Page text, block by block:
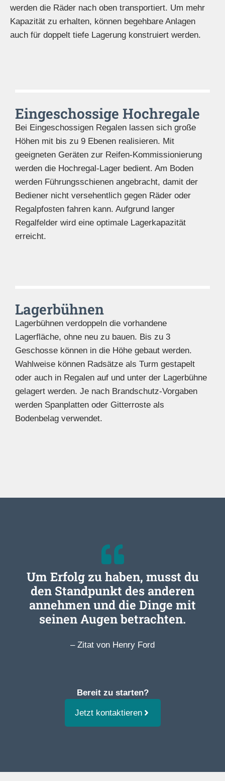
werden die Räder nach oben transportiert. Um mehr
Kapazität zu erhalten, können begehbare Anlagen
auch für doppelt tiefe Lagerung konstruiert werden.
Eingeschossige Hochregale
Bei Eingeschossigen Regalen lassen sich große
Höhen mit bis zu 9 Ebenen realisieren. Mit
geeigneten Geräten zur Reifen-Kommissionierung
werden die Hochregal-Lager bedient. Am Boden
werden Führungsschienen angebracht, damit der
Bediener nicht versehentlich gegen Räder oder
Regalpfosten fahren kann. Aufgrund langer
Regalfelder wird eine optimale Lagerkapazität
erreicht.
Lagerbühnen
Lagerbühnen verdoppeln die vorhandene
Lagerfläche, ohne neu zu bauen. Bis zu 3
Geschosse können in die Höhe gebaut werden.
Wahlweise können Radsätze als Turm gestapelt
oder auch in Regalen auf und unter der Lagerbühne
gelagert werden. Je nach Brandschutz-Vorgaben
werden Spanplatten oder Gitterroste als
Bodenbelag verwendet.
Um Erfolg zu haben, musst du
den Standpunkt des anderen
annehmen und die Dinge mit
seinen Augen betrachten.
– Zitat von Henry Ford
Bereit zu starten?
Jetzt kontaktieren